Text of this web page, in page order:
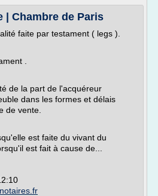
| Chambre de Paris
faite par testament ( legs ).
.
de la part de l'acquéreur
dans les formes et délais
de vente.
est faite du vivant du
est fait à cause de...